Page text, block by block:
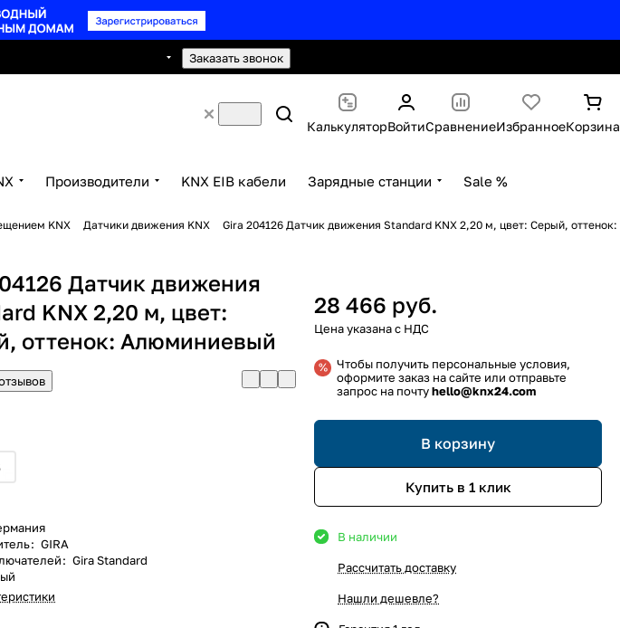
Заказать звонок
КалькуляторВойтиСравнениеИзбранноеКорзина
Производители KNX EIB кабели Зарядные станции Sale %
KNX Датчики движения KNX
Gira 204126 Датчик движения Standard KNX 2,20 м, цвет: Серый, оттенок:
Датчик движения
KNX 2,20 м, цвет:
оттенок: Алюминиевый
: GIRA
: Gira Standard
28 466 руб.
Чтобы получить персональные условия,
оформите заказ на сайте или отправьте
запрос на почтуhello@knx24.com
В корзину
Купить в 1 клик
В наличии
Рассчитать доставку
Нашли дешевле?